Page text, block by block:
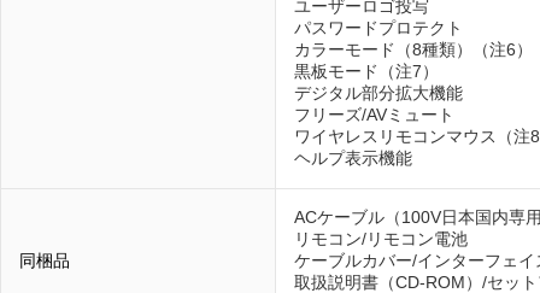
ユーザーロゴ投写
パスワードプロテクト
カラーモード（8種類）（注6）
黒板モード（注7）
デジタル部分拡大機能
フリーズ/AVミュート
ワイヤレスリモコンマウス（注
ヘルプ表示機能
同梱品
ACケーブル（100V日本国内専
リモコン/リモコン電池
ケーブルカバー/インターフェイ
取扱説明書（CD-ROM）/セッ